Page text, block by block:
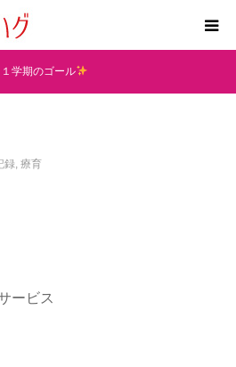
１学期のゴール
録, 療育
ービス